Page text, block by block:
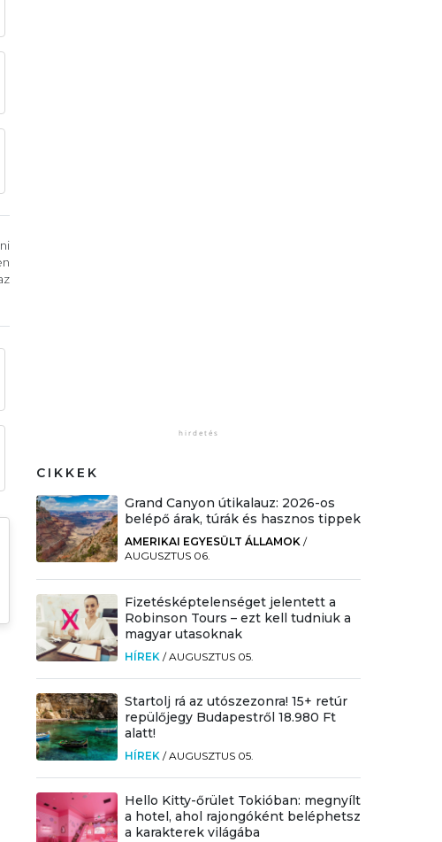
CIKKEK
Grand Canyon útikalauz: 2026-os
belépő árak, túrák és hasznos tippek
AMERIKAI EGYESÜLT ÁLLAMOK /
AUGUSZTUS 06.
Fizetésképtelenséget jelentett a
Robinson Tours – ezt kell tudniuk a
magyar utasoknak
HÍREK /AUGUSZTUS 05.
Startolj rá az utószezonra! 15+ retúr
repülőjegy Budapestről 18.980 Ft
alatt!
HÍREK /AUGUSZTUS 05.
Hello Kitty-őrület Tokióban: megnyílt
a hotel, ahol rajongóként beléphetsz
a karakterek világába